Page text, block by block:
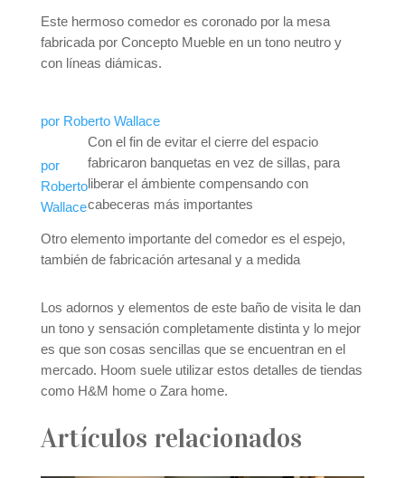
Este hermoso comedor es coronado por la mesa
fabricada por Concepto Mueble en un tono neutro y
con líneas diámicas.
por Roberto Wallace
por
Roberto
Wallace
Con el fin de evitar el cierre del espacio
fabricaron banquetas en vez de sillas, para
liberar el ámbiente compensando con
cabeceras más importantes
Otro elemento importante del comedor es el espejo,
también de fabricación artesanal y a medida
Los adornos y elementos de este baño de visita le dan
un tono y sensación completamente distinta y lo mejor
es que son cosas sencillas que se encuentran en el
mercado. Hoom suele utilizar estos detalles de tiendas
como H&M home o Zara home.
Artículos relacionados